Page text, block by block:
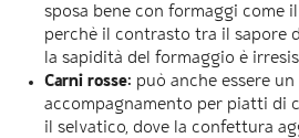
sposa bene con formaggi come il
perchè il contrasto tra il sapore
la sapidità del formaggio è
Carni rosse: può anche essere
accompagnamento per piatti di
il selvatico, dove la confettura